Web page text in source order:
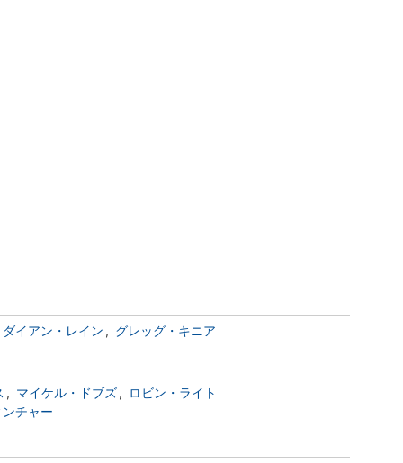
ダイアン・レイン
グレッグ・キニア
マイケル・ドブズ
ロビン・ライト
チャー